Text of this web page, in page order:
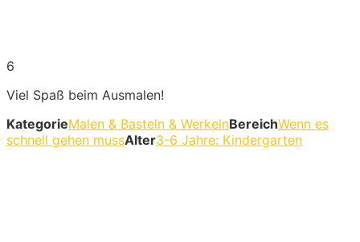
6
Viel Spaß beim Ausmalen!
KategorieMalen & Basteln & WerkelnBereichWenn es
schnell gehen mussAlter3-6 Jahre: Kindergarten